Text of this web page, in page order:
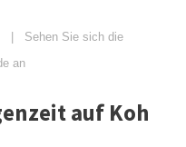
Sehen Sie sich die
an
auf Koh